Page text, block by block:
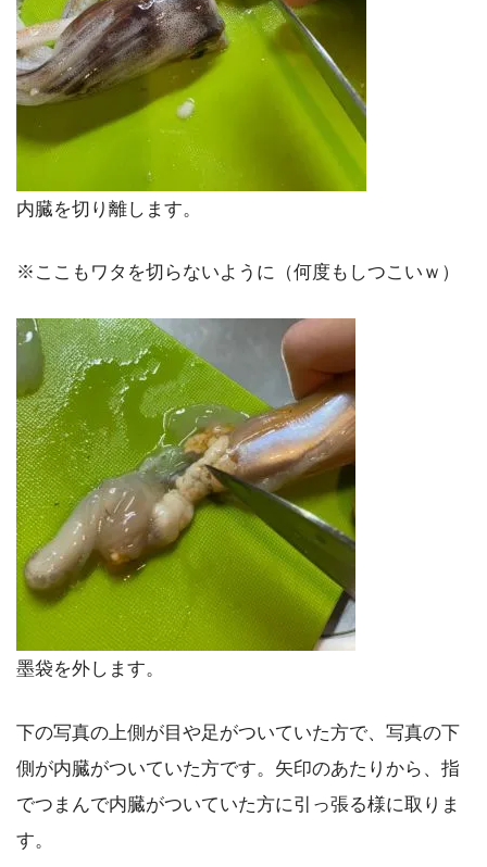
内臓を切り離します。
※ここもワタを切らないように（何度もしつこいｗ）
墨袋を外します。
下の写真の上側が目や足がついていた方で、写真の下
側が内臓がついていた方です。矢印のあたりから、指
でつまんで内臓がついていた方に引っ張る様に取りま
す。